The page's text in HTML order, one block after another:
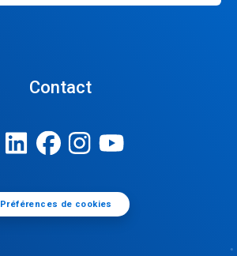
Contact
Préférences de cookies